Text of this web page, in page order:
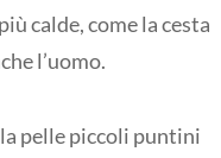
calde, come la cesta
l’uomo.
pelle piccoli puntini